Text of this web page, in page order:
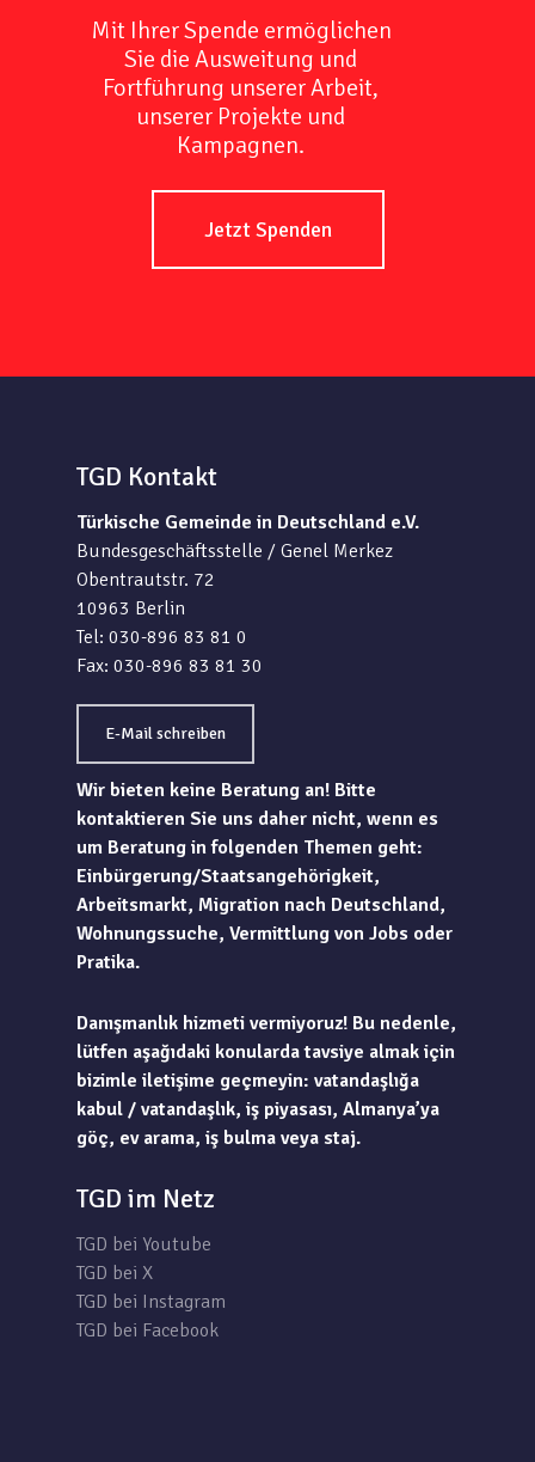
Mit Ihrer Spende ermöglichen
Sie die Ausweitung und
Fortführung unserer Arbeit,
unserer Projekte und
Kampagnen.
Jetzt Spenden
TGD Kontakt
Türkische Gemeinde in Deutschland e.V.
Bundesgeschäftsstelle / Genel Merkez
Obentrautstr. 72
10963 Berlin
Tel: 030-896 83 81 0
Fax: 030-896 83 81 30
E-Mail schreiben
Wir bieten keine Beratung an! Bitte
kontaktieren Sie uns daher nicht, wenn es
um Beratung in folgenden Themen geht:
Einbürgerung/Staatsangehörigkeit,
Arbeitsmarkt, Migration nach Deutschland,
Wohnungssuche, Vermittlung von Jobs oder
Pratika.
Danışmanlık hizmeti vermiyoruz! Bu nedenle,
lütfen aşağıdaki konularda tavsiye almak için
bizimle iletişime geçmeyin: vatandaşlığa
kabul / vatandaşlık, iş piyasası, Almanya’ya
göç, ev arama, iş bulma veya staj.
TGD im Netz
TGD bei Youtube
TGD bei X
TGD bei Instagram
TGD bei Facebook